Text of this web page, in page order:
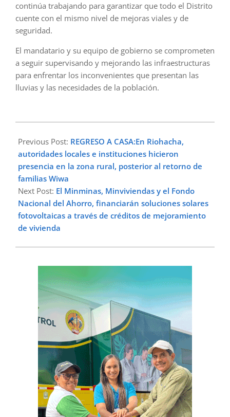
continúa trabajando para garantizar que todo el Distrito
cuente con el mismo nivel de mejoras viales y de
seguridad.
El mandatario y su equipo de gobierno se comprometen
a seguir supervisando y mejorando las infraestructuras
para enfrentar los inconvenientes que presentan las
lluvias y las necesidades de la población.
09-
09
Previous Post: REGRESO A CASA:En Riohacha,
autoridades locales e instituciones hicieron
presencia en la zona rural, posterior al retorno de
familias Wiwa
Next Post: El Minminas, Minviviendas y el Fondo
Nacional del Ahorro, financiarán soluciones solares
fotovoltaicas a través de créditos de mejoramiento
de vivienda